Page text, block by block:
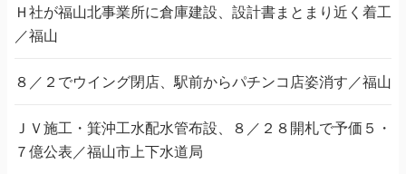
Ｈ社が福山北事業所に倉庫建設、設計書まとまり近く着工
／福山
８／２でウイング閉店、駅前からパチンコ店姿消す／福山
ＪＶ施工・箕沖工水配水管布設、８／２８開札で予価５・
７億公表／福山市上下水道局